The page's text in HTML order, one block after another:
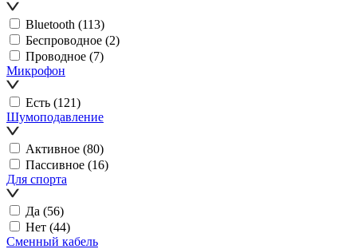
Bluetooth (113)
Беспроводное (2)
Проводное (7)
Микрофон
Есть (121)
Шумоподавление
Активное (80)
Пассивное (16)
Для спорта
Да (56)
Нет (44)
Сменный кабель